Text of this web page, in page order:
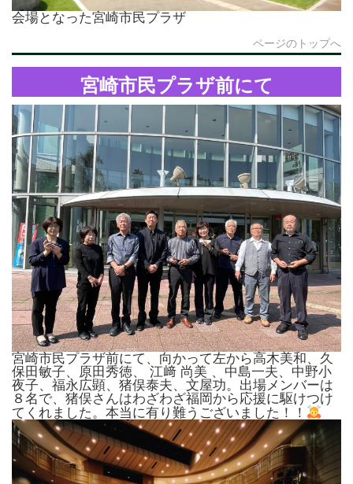
会場となった宮崎市民プラザ
ページのトップへ
宮崎市民プラザ前にて
宮崎市民プラザ前にて、向かって左から高木美和、久
保田敏子、原田秀徳、 江﨑 尚美 、中島一夫、中野小
夜子、福永広顕、猪俣泰夫、文屋功。出場メンバーは
８名で、猪俣さんはわざわざ福岡から応援に駆けつけ
てくれました。本当に有り難うございました！！